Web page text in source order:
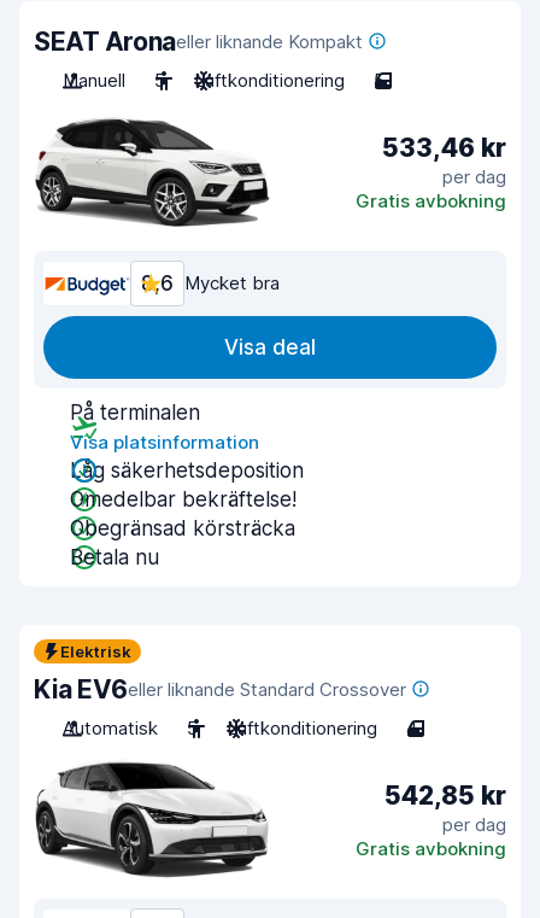
SEAT Aronaeller liknande Kompakt
Manuell
5 Luftkonditionering 5
533,46 kr
per dag
Gratis avbokning
8,6 Mycket bra
Visa deal
På terminalen
Visa platsinformation
Låg säkerhetsdeposition
Omedelbar bekräftelse!
Obegränsad körsträcka
Betala nu
Elektrisk
Kia EV6eller liknande Standard Crossover
Automatisk
5 Luftkonditionering 4
542,85 kr
per dag
Gratis avbokning